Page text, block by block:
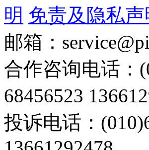
明 免责及隐私声
邮箱：
合作咨询电话：
68456523
投诉电话：